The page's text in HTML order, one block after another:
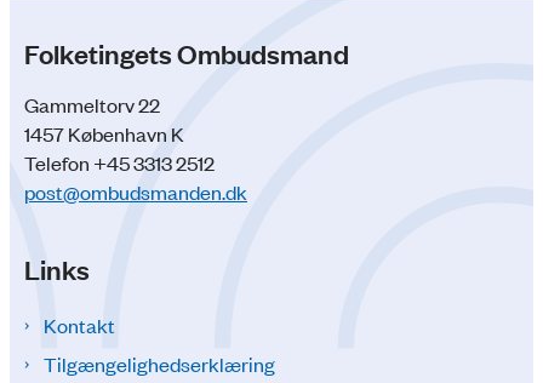
Folketingets Ombudsmand
Gammeltorv 22
1457 København K
Telefon +45 3313 2512
post@ombudsmanden.dk
Links
Kontakt
Tilgængelighedserklæring